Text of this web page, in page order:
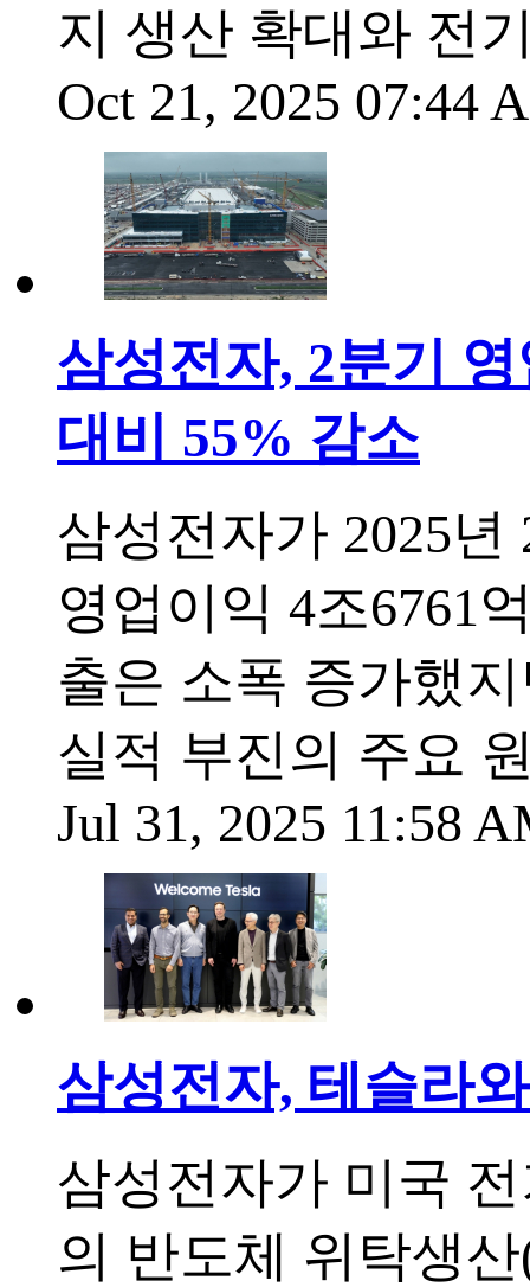
지 생산 확대와 전
Oct 21, 2025 07:44
삼성전자, 2분기
대비 55% 감소
삼성전자가 2025
영업이익 4조6761
출은 소폭 증가했
실적 부진의 주요
Jul 31, 2025 11:58
삼성전자, 테슬라
삼성전자가 미국
의 반도체 위탁생